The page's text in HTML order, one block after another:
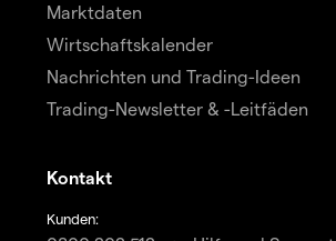
Marktdaten
Wirtschaftskalender
Nachrichten und Trading-Ideen
Trading-Newsletter & -Leitfäden
Kontakt
Kunden: